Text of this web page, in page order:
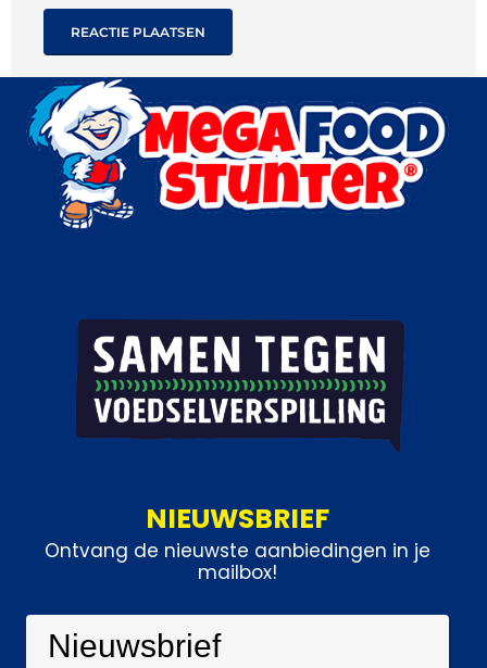
NIEUWSBRIEF
Ontvang de nieuwste aanbiedingen in je
mailbox!
Nieuwsbrief